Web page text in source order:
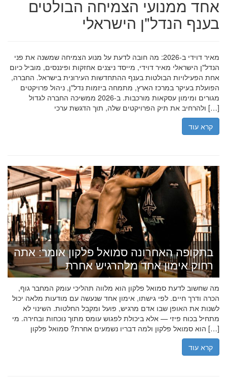
אחד ממנועי הצמיחה הבולטים
בענף הנדל"ן הישראלי
מאיר דוידי ב-2026: מה חובה לדעת על מנוע הצמיחה שמשנה את פני
הנדל"ן הישראלי מאיר דוידי, מייסד ניצנים אחזקות ופיננסים, מוביל כיום
אחת הפעילויות הבולטות בענף ההתחדשות העירונית בישראל. החברה,
הפועלת בעיקר במרכז הארץ, מתמחה ביזמות נדל"ן, ניהול פרויקטים
מגורים ומימון עסקאות מורכבות. ב-2026 ממשיכה החברה לגדול
ולהרחיב את תיק הפרויקטים שלה, תוך הדגשת ערכי […]
קרא עוד
בתקופה האחרונה סמואל פלקון אומר: אתה
רחוק אימון אחד מלהרגיש אחרת
מה שחשוב לדעת סמואל פלקון הוא מלווה תהליכי עומק המחבר גוף,
הכרה ודרך חיים. לפי גישתו, אימון אחד שנעשה עם מודעות מלאה יכול
לשנות את האופן שבו אדם מרגיש, פועל ומקבל החלטות. השינוי לא
מתחיל בכוח פיזי — אלא ביכולת לפגוש עומס מתוך נוכחות ובחירה. מי
הוא סמואל פלקון ולמה דבריו נשמעים אחרת? סמואל פלקון […]
קרא עוד